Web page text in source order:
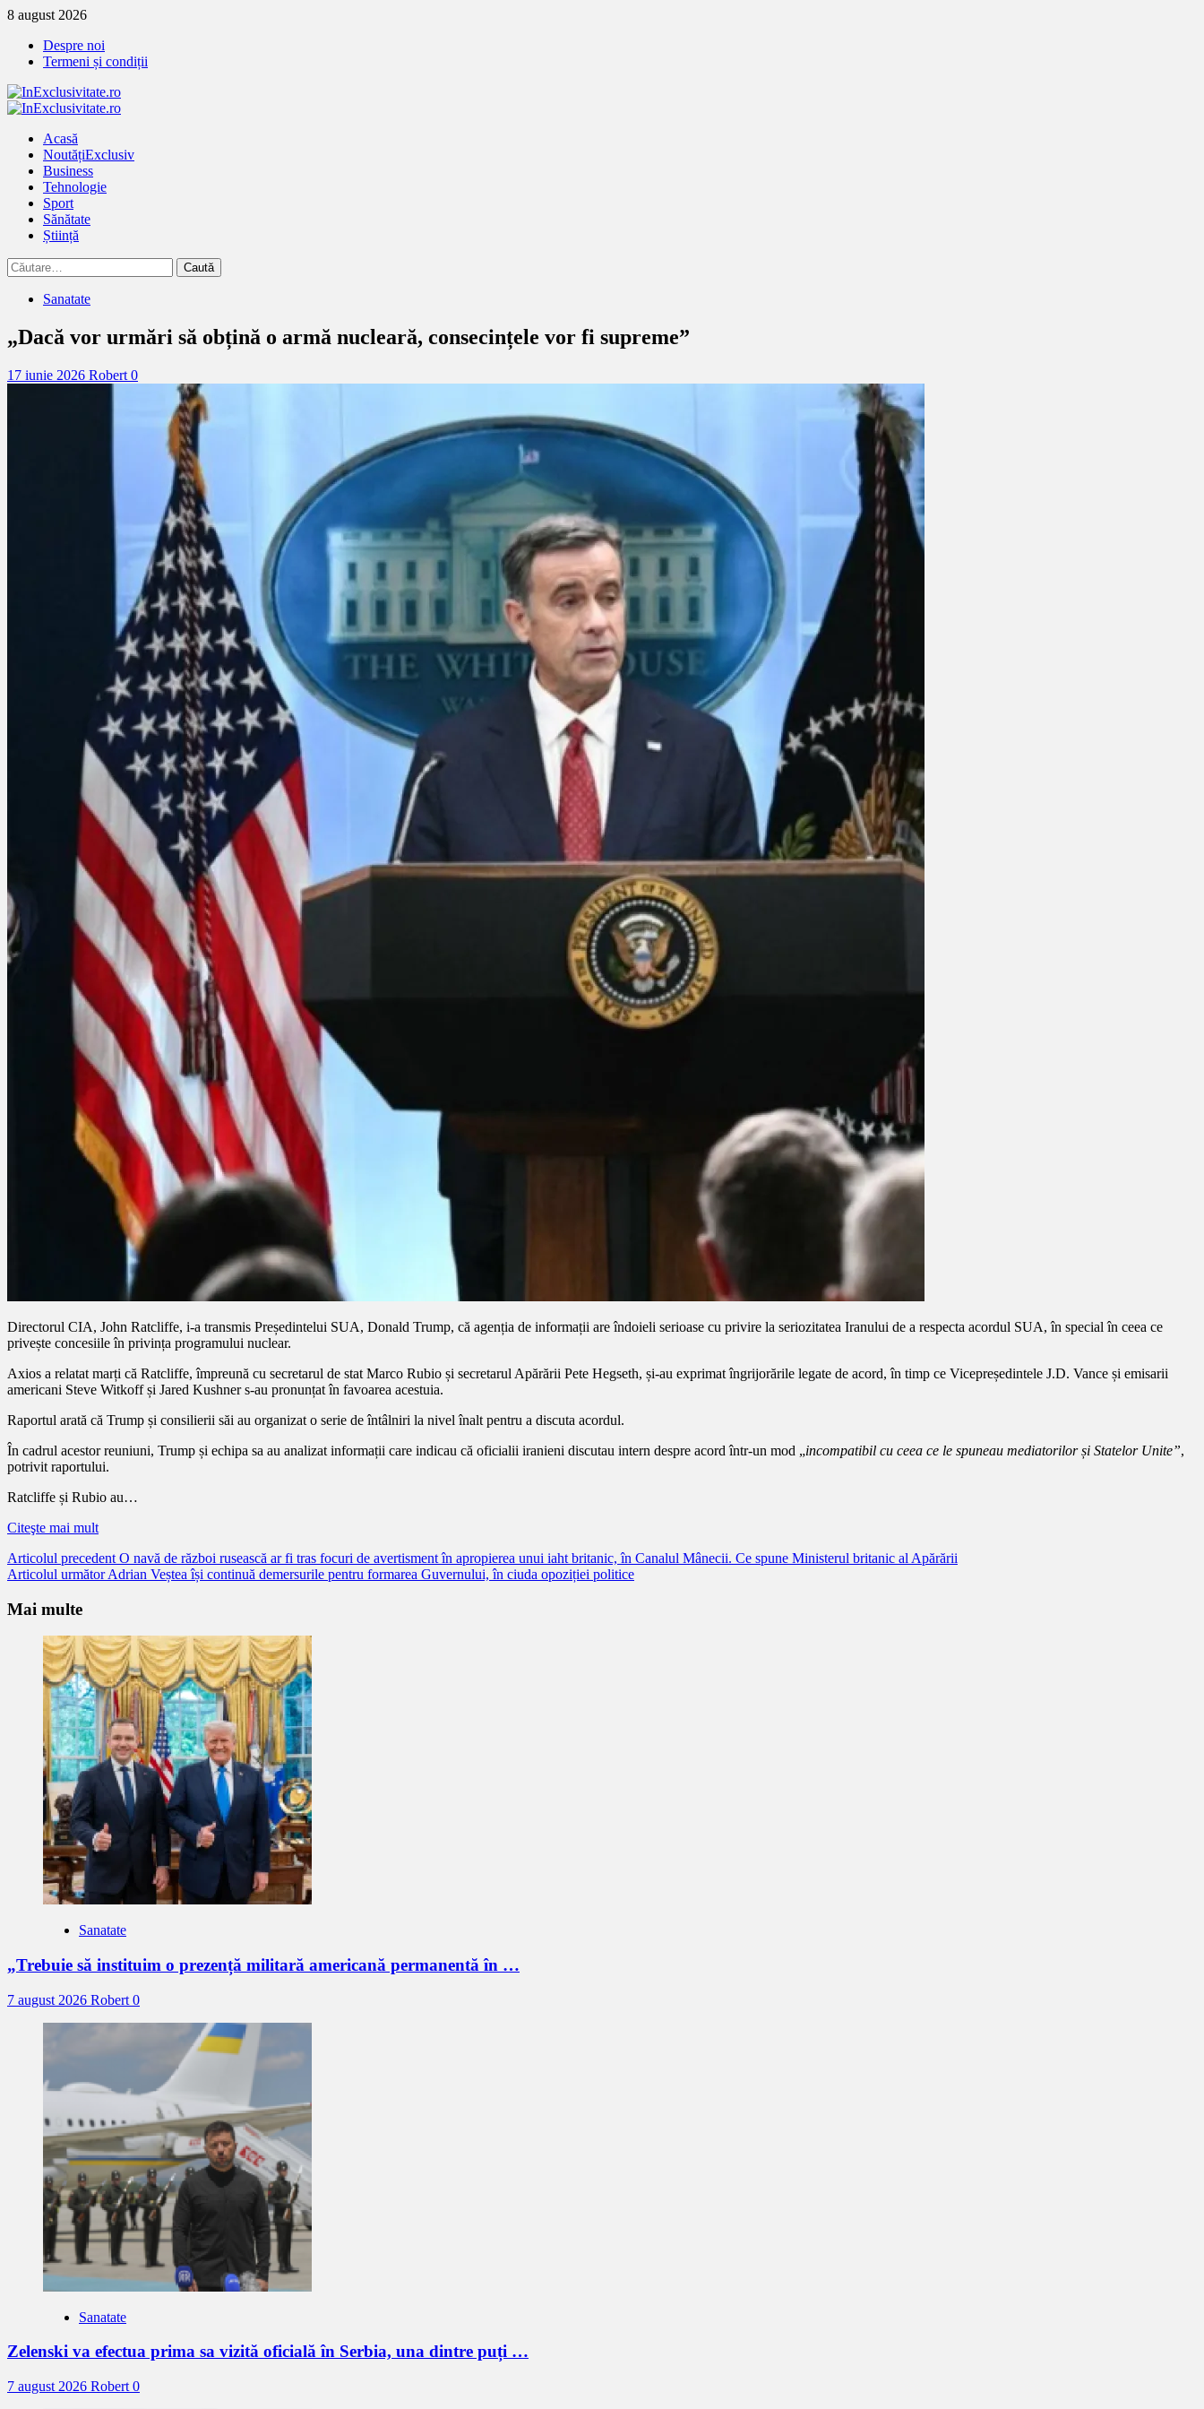
Treci
continut
8 august 2026
Despre noi
Termeni și condiții
Primary
Acasă
NoutățiExclusiv
Business
Tehnologie
Sport
Sănătate
Știință
Caută
după:
Sanatate
„Dacă vor urmări să obțină o armă nucleară, consecințele vor fi supreme”
17 iunie 2026 Robert 0
Directorul CIA, John Ratcliffe, i-a transmis Președintelui SUA, Donald Trump, că agenția de informații are îndoieli serioase cu privire la seriozitatea Iranului de a respecta acordul SUA, în special în ceea ce
privește concesiile în privința programului nuclear.
Axios a relatat marți că Ratcliffe, împreună cu secretarul de stat Marco Rubio și secretarul Apărării Pete Hegseth, și-au exprimat îngrijorările legate de acord, în timp ce Vicepreședintele J.D. Vance și emisarii
americani Steve Witkoff și Jared Kushner s-au pronunțat în favoarea acestuia.
Raportul arată că Trump și consilierii săi au organizat o serie de întâlniri la nivel înalt pentru a discuta acordul.
În cadrul acestor reuniuni, Trump și echipa sa au analizat informații care indicau că oficialii iranieni discutau intern despre acord într-un mod „incompatibil cu ceea ce le spuneau mediatorilor și Statelor Unite”,
potrivit raportului.
Ratcliffe și Rubio au…
Citeşte mai mult
Citește
mai
mult
Articolul precedent O navă de război rusească ar fi tras focuri de avertisment în apropierea unui iaht britanic, în Canalul Mânecii. Ce spune Ministerul britanic al Apărării
Articolul următorAdrian Veștea își continuă demersurile pentru formarea Guvernului, în ciuda opoziției politice
Mai multe
Sanatate
„Trebuie să instituim o prezență militară americană permanentă în …
7 august 2026 Robert 0
Sanatate
Zelenski va efectua prima sa vizită oficială în Serbia, una dintre puți …
7 august 2026 Robert 0